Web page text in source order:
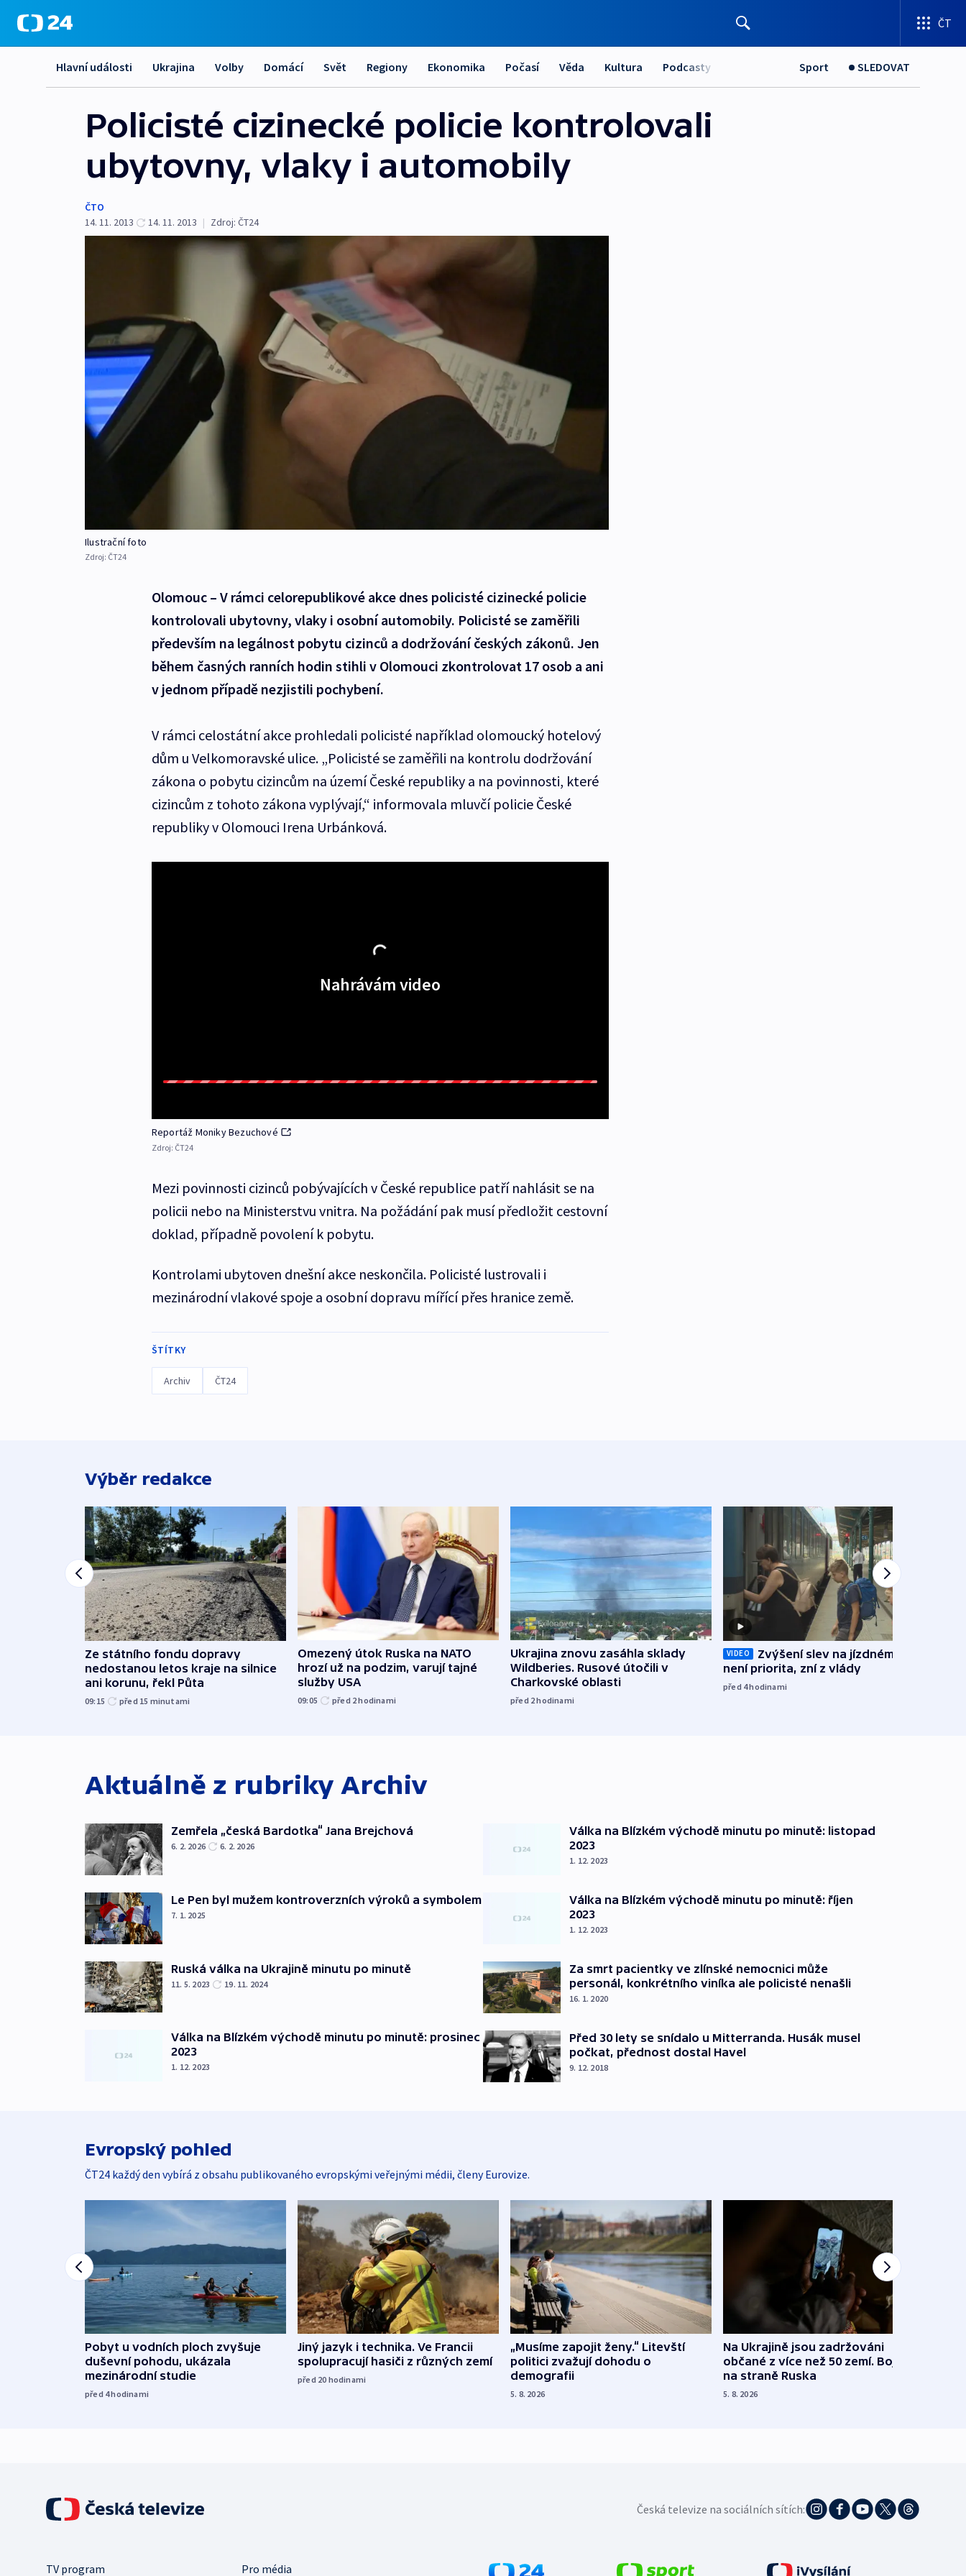
ČT
Hlavní události Ukrajina Volby Domácí Svět Regiony Ekonomika Počasí Věda Kultura Podcasty Sport SLEDOVAT
Policisté cizinecké policie kontrolovali
ubytovny, vlaky i automobily
ČTO
14. 11. 2013
14. 11. 2013 | Zdroj: ČT24
Ilustrační foto
Zdroj: ČT24
Olomouc – V rámci celorepublikové akce dnes policisté cizinecké policie
kontrolovali ubytovny, vlaky i osobní automobily. Policisté se zaměřili
především na legálnost pobytu cizinců a dodržování českých zákonů. Jen
během časných ranních hodin stihli v Olomouci zkontrolovat 17 osob a ani
v jednom případě nezjistili pochybení.
V rámci celostátní akce prohledali policisté například olomoucký hotelový
dům u Velkomoravské ulice. „Policisté se zaměřili na kontrolu dodržování
zákona o pobytu cizincům na území České republiky a na povinnosti, které
cizincům z tohoto zákona vyplývají,“ informovala mluvčí policie České
republiky v Olomouci Irena Urbánková.
Nahrávám video
Reportáž Moniky Bezuchové
Zdroj: ČT24
Mezi povinnosti cizinců pobývajících v České republice patří nahlásit se na
policii nebo na Ministerstvu vnitra. Na požádání pak musí předložit cestovní
doklad, případně povolení k pobytu.
Kontrolami ubytoven dnešní akce neskončila. Policisté lustrovali i
mezinárodní vlakové spoje a osobní dopravu mířící přes hranice země.
ŠTÍTKY
Archiv ČT24
Výběr redakce
Ze státního fondu dopravy
nedostanou letos kraje na silnice
ani korunu, řekl Půta
09:15 před 15 minutami
Omezený útok Ruska na NATO
hrozí už na podzim, varují tajné
služby USA
09:05 před 2hodinami
Ukrajina znovu zasáhla sklady
Wildberies. Rusové útočili v
Charkovské oblasti
před 2hodinami
VIDEO
Zvýšení slev na jízdném teď
není priorita, zní z vlády
před 4hodinami
Aktuálně z rubriky Archiv
Zemřela „česká Bardotka“ Jana Brejchová
6. 2. 2026 6. 2. 2026
Le Pen byl mužem kontroverzních výroků a symbolem
7. 1. 2025
Ruská válka na Ukrajině minutu po minutě
11. 5. 2023 19. 11. 2024
Válka na Blízkém východě minutu po minutě: prosinec
2023
1. 12. 2023
Válka na Blízkém východě minutu po minutě: listopad
2023
1. 12. 2023
Válka na Blízkém východě minutu po minutě: říjen
2023
1. 12. 2023
Za smrt pacientky ve zlínské nemocnici může
personál, konkrétního viníka ale policisté nenašli
16. 1. 2020
Před 30 lety se snídalo u Mitterranda. Husák musel
počkat, přednost dostal Havel
9. 12. 2018
Evropský pohled
ČT24 každý den vybírá z obsahu publikovaného evropskými veřejnými médii, členy Eurovize.
Pobyt u vodních ploch zvyšuje
duševní pohodu, ukázala
mezinárodní studie
před 4hodinami
Jiný jazyk i technika. Ve Francii
spolupracují hasiči z různých zemí
před 20 hodinami
„Musíme zapojit ženy.“ Litevští
politici zvažují dohodu o
demografii
5. 8. 2026
Na Ukrajině jsou zadržováni
občané z více než 50 zemí. Bojovali
na straně Ruska
5. 8. 2026
Česká televize na sociálních sítích:
TV program Pro média